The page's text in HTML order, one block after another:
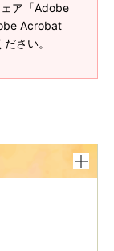
ア「Adobe
Acrobat
さい。